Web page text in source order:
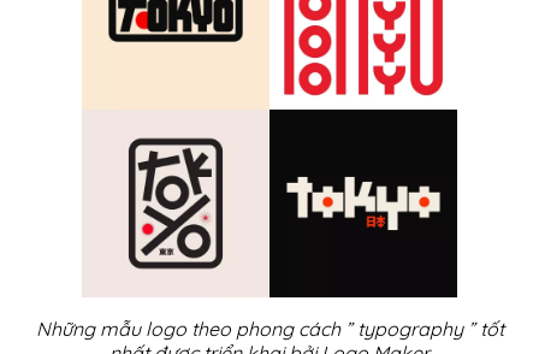
Những mẫu logo theo phong cách ” typography ” tốt